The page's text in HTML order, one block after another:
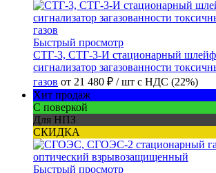
Быстрый просмотр
СТГ-3, СТГ-3-И стационарный
сигнализатор загазованности
газов от 21 480 ₽ / шт с НДС (22%)
Хит продаж
С поверкой
Для НПЗ
СКИДКА
Быстрый просмотр